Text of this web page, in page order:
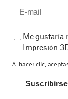
Me gustaría
Impresión
Al hacer clic,
Suscribirse